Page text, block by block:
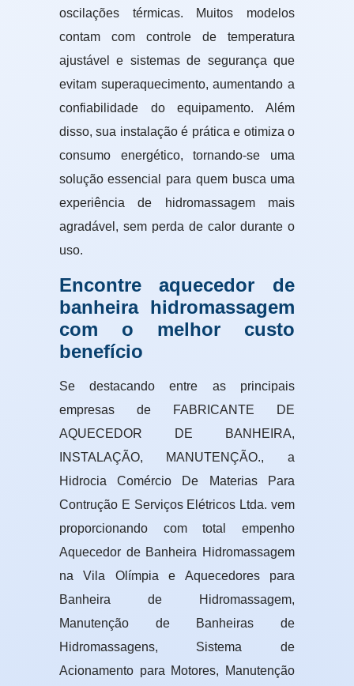
oscilações térmicas. Muitos modelos
contam com controle de temperatura
ajustável e sistemas de segurança que
evitam superaquecimento, aumentando a
confiabilidade do equipamento. Além
disso, sua instalação é prática e otimiza o
consumo energético, tornando-se uma
solução essencial para quem busca uma
experiência de hidromassagem mais
agradável, sem perda de calor durante o
uso.
Encontre aquecedor de
banheira hidromassagem
com o melhor custo
benefício
Se destacando entre as principais
empresas de FABRICANTE DE
AQUECEDOR DE BANHEIRA,
INSTALAÇÃO, MANUTENÇÃO., a
Hidrocia Comércio De Materias Para
Contrução E Serviços Elétricos Ltda. vem
proporcionando com total empenho
Aquecedor de Banheira Hidromassagem
na Vila Olímpia e Aquecedores para
Banheira de Hidromassagem,
Manutenção de Banheiras de
Hidromassagens, Sistema de
Acionamento para Motores, Manutenção